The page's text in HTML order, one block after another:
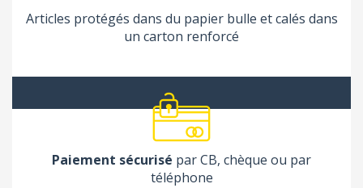
Articles protégés dans du papier bulle et calés dans
un carton renforcé
Paiement sécurisé par CB, chèque ou par
téléphone